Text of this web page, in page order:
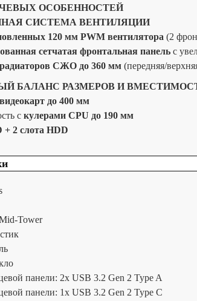
ОСОБЕННОСТЕЙ
СИСТЕМА ВЕНТИЛЯЦИИ
120 мм PWM вентилятора (2
сетчатая фронтальная панель с
радиаторов СЖО до 360 мм (передняя/
БАЛАНС РАЗМЕРОВ И
видеокарт до 400 мм
с кулерами CPU до 190 мм
+ 2 слота HDD
Tower
панели: 2x USB 3.2 Gen 2 Type A
панели: 1x USB 3.2 Gen 2 Type C